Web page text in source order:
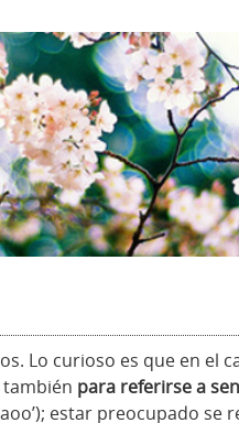
Lo curioso es que en el
para referirse a
estar preocupado se